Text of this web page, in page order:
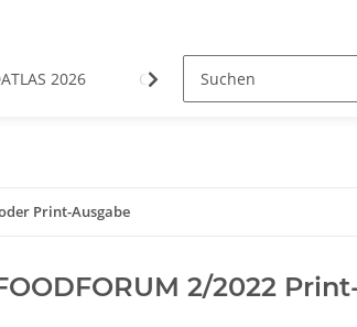
2026 Camping- & Stellplatzführer
Print-Ausgabe
2/2022